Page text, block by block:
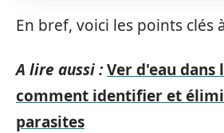
En bref, voici les points clés
A lire aussi :Ver d'eau dans
comment identifier et
parasites